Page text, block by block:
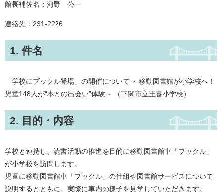
館長補佐名：河野 公一
連絡先：231-2226
1. 件名
「学校にブックル登場」の開催について ～移動図書館が小学校へ！
児童148人が“本との出会い”体験～ （下関市立王喜小学校）
2. 目的・内容
学校と連携し、読書活動の推進を目的に移動図書館車「ブックル」
が小学校を訪問します。
児童に移動図書館車「ブックル」の仕組や図書館サービスについて
説明するとともに、実際に車内の様子を見学していただきます。